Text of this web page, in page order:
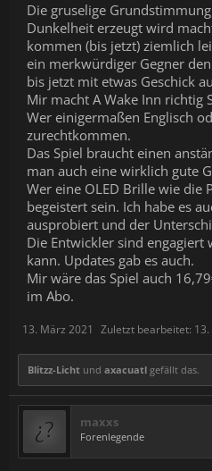
Die gruselige
Dunkelheit erzeugt wird
kommen (bis jetzt) ziemlich
ein merkwürdiger Gegner
bis jetzt mit etwas Geschick
Mir macht A Wake Inn richtig
Wer einigermaßen Englisch
zurechtkommen.
Das Spiel braucht einen
man auch eine wirklich gute
Wer eine OLED Brille wie die
begeistert sein. Ich habe es
ausprobiert und der
Die Entwickler sind engagiert
kann. Updates gab es auch.
Mir wäre das Spiel auch
im Abo.
13. März 2021 Zuletzt bearbeitet:
Blitzz-Licht und axacuatl gefällt das.
maxxs
Forenlegende